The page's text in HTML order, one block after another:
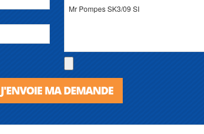
J'ENVOIE MA DEMANDE